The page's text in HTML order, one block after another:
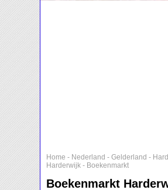
Home - Nederland - Gelderland -
Harderwijk - Boekenmarkt
Boekenmarkt